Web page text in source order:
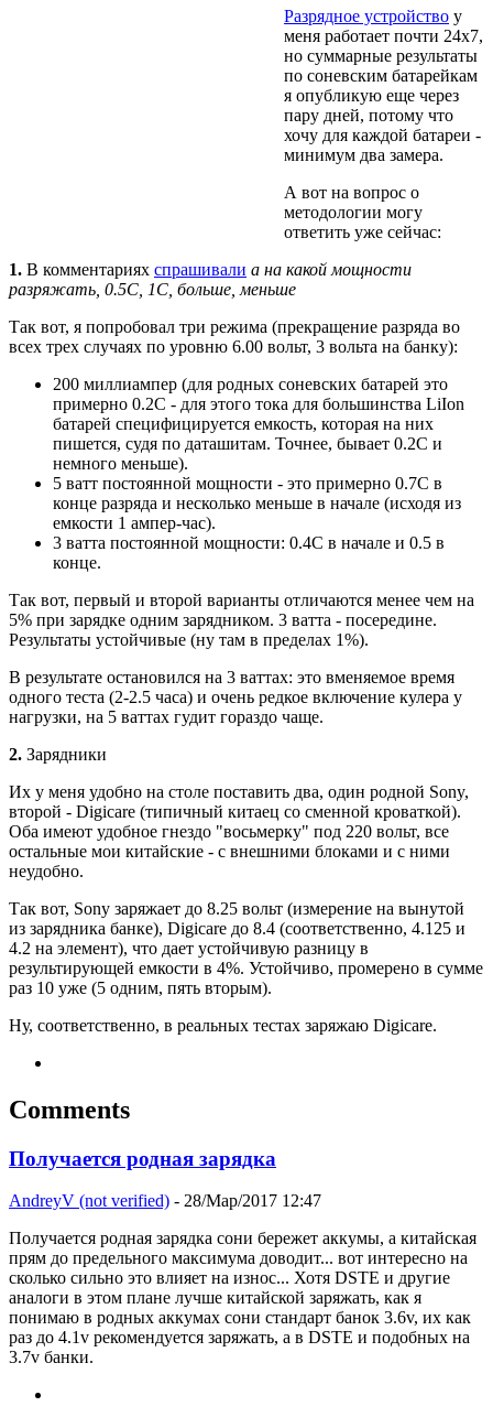
Разрядное устройство у
меня работает почти 24x7,
но суммарные результаты
по соневским батарейкам
я опубликую еще через
пару дней, потому что
хочу для каждой батареи -
минимум два замера.
А вот на вопрос о
методологии могу
ответить уже сейчас:
1. В комментариях спрашивали а на какой мощности
разряжать, 0.5C, 1C, больше, меньше
Так вот, я попробовал три режима (прекращение разряда во
всех трех случаях по уровню 6.00 вольт, 3 вольта на банку):
200 миллиампер (для родных соневских батарей это
примерно 0.2C - для этого тока для большинства LiIon
батарей специфицируется емкость, которая на них
пишется, судя по даташитам. Точнее, бывает 0.2C и
немного меньше).
5 ватт постоянной мощности - это примерно 0.7C в
конце разряда и несколько меньше в начале (исходя из
емкости 1 ампер-час).
3 ватта постоянной мощности: 0.4С в начале и 0.5 в
конце.
Так вот, первый и второй варианты отличаются менее чем на
5% при зарядке одним зарядником. 3 ватта - посередине.
Результаты устойчивые (ну там в пределах 1%).
В результате остановился на 3 ваттах: это вменяемое время
одного теста (2-2.5 часа) и очень редкое включение кулера у
нагрузки, на 5 ваттах гудит гораздо чаще.
2. Зарядники
Их у меня удобно на столе поставить два, один родной Sony,
второй - Digicare (типичный китаец со сменной кроваткой).
Оба имеют удобное гнездо "восьмерку" под 220 вольт, все
остальные мои китайские - с внешними блоками и с ними
неудобно.
Так вот, Sony заряжает до 8.25 вольт (измерение на вынутой
из зарядника банке), Digicare до 8.4 (соответственно, 4.125 и
4.2 на элемент), что дает устойчивую разницу в
результирующей емкости в 4%. Устойчиво, промерено в сумме
раз 10 уже (5 одним, пять вторым).
Ну, соответственно, в реальных тестах заряжаю Digicare.
Comments
Получается родная зарядка
AndreyV (not verified) - 28/Мар/2017 12:47
Получается родная зарядка сони бережет аккумы, а китайская
прям до предельного максимума доводит... вот интересно на
сколько сильно это влияет на износ... Хотя DSTE и другие
аналоги в этом плане лучше китайской заряжать, как я
понимаю в родных аккумах сони стандарт банок 3.6v, их как
раз до 4.1v рекомендуется заряжать, а в DSTE и подобных на
3.7v банки.